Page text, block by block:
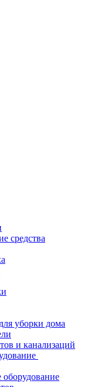
средства
уборки дома
и канализаций